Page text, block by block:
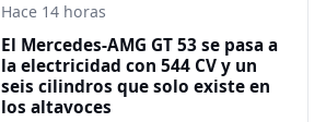
Hace 14 horas
El Mercedes-AMG GT 53 se pasa a
la electricidad con 544 CV y un
seis cilindros que solo existe en
los altavoces